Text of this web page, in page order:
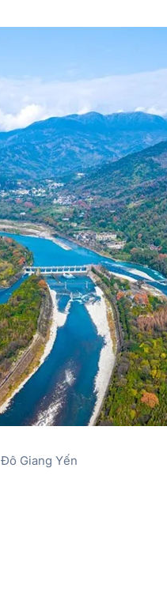
Đô Giang Yến